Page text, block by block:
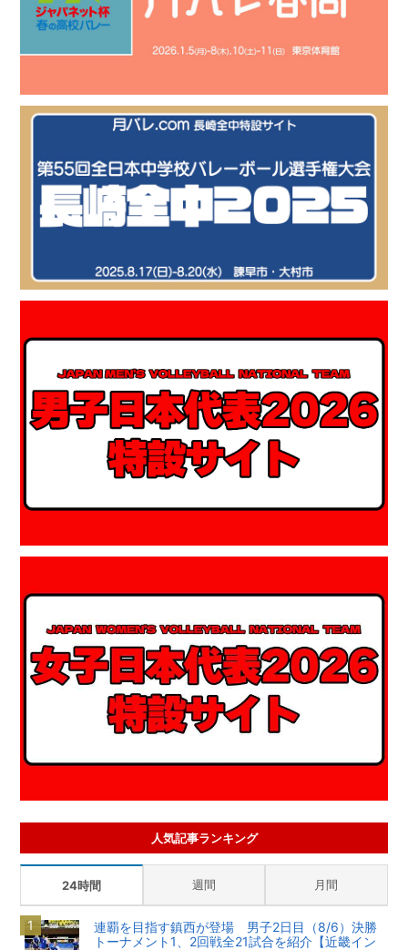
人気記事ランキング
24時間 週間 月間
連覇を目指す鎮西が登場 男子2日目（8/6）決勝
トーナメント1、2回戦全21試合を紹介【近畿イン